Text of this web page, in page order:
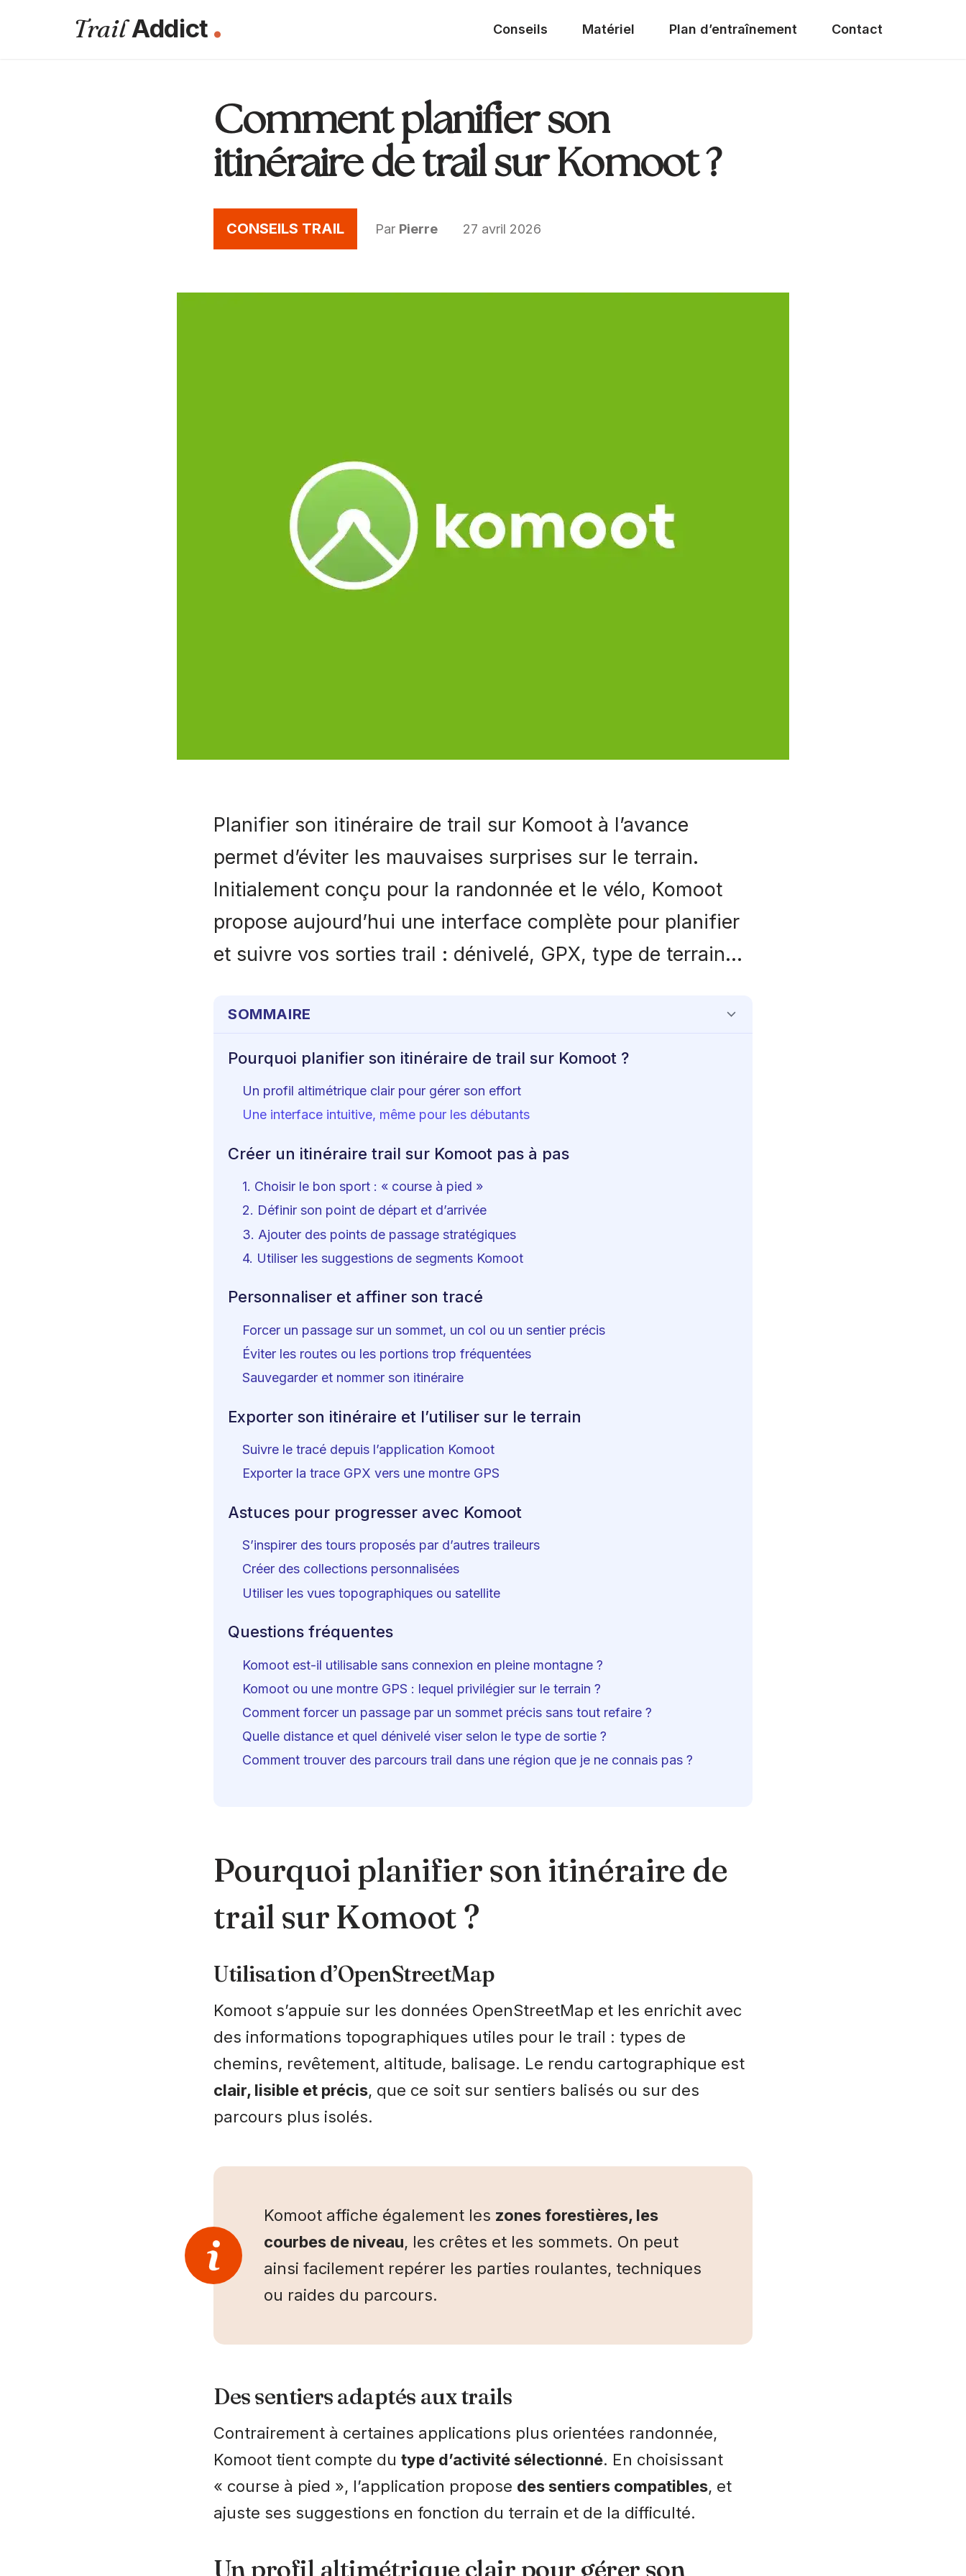
Trail Addict . Conseils Matériel Plan d’entraînement Contact
Comment planifier son
itinéraire de trail sur Komoot ?
CONSEILS TRAIL Par Pierre 27 avril 2026
Planifier son itinéraire de trail sur Komoot à l’avance
permet d’éviter les mauvaises surprises sur le terrain.
Initialement conçu pour la randonnée et le vélo, Komoot
propose aujourd’hui une interface complète pour planifier
et suivre vos sorties trail : dénivelé, GPX, type de terrain…
SOMMAIRE
Pourquoi planifier son itinéraire de trail sur Komoot ?
Un profil altimétrique clair pour gérer son effort
Une interface intuitive, même pour les débutants
Créer un itinéraire trail sur Komoot pas à pas
1. Choisir le bon sport : « course à pied »
2. Définir son point de départ et d’arrivée
3. Ajouter des points de passage stratégiques
4. Utiliser les suggestions de segments Komoot
Personnaliser et affiner son tracé
Forcer un passage sur un sommet, un col ou un sentier précis
Éviter les routes ou les portions trop fréquentées
Sauvegarder et nommer son itinéraire
Exporter son itinéraire et l’utiliser sur le terrain
Suivre le tracé depuis l’application Komoot
Exporter la trace GPX vers une montre GPS
Astuces pour progresser avec Komoot
S’inspirer des tours proposés par d’autres traileurs
Créer des collections personnalisées
Utiliser les vues topographiques ou satellite
Questions fréquentes
Komoot est-il utilisable sans connexion en pleine montagne ?
Komoot ou une montre GPS : lequel privilégier sur le terrain ?
Comment forcer un passage par un sommet précis sans tout refaire ?
Quelle distance et quel dénivelé viser selon le type de sortie ?
Comment trouver des parcours trail dans une région que je ne connais pas ?
Pourquoi planifier son itinéraire de
trail sur Komoot ?
Utilisation d’OpenStreetMap
Komoot s’appuie sur les données OpenStreetMap et les enrichit avec
des informations topographiques utiles pour le trail : types de
chemins, revêtement, altitude, balisage. Le rendu cartographique est
clair, lisible et précis, que ce soit sur sentiers balisés ou sur des
parcours plus isolés.
Komoot affiche également les zones forestières, les
courbes de niveau, les crêtes et les sommets. On peut
ainsi facilement repérer les parties roulantes, techniques
ou raides du parcours.
Des sentiers adaptés aux trails
Contrairement à certaines applications plus orientées randonnée,
Komoot tient compte du type d’activité sélectionné. En choisissant
« course à pied », l’application propose des sentiers compatibles, et
ajuste ses suggestions en fonction du terrain et de la difficulté.
Un profil altimétrique clair pour gérer son